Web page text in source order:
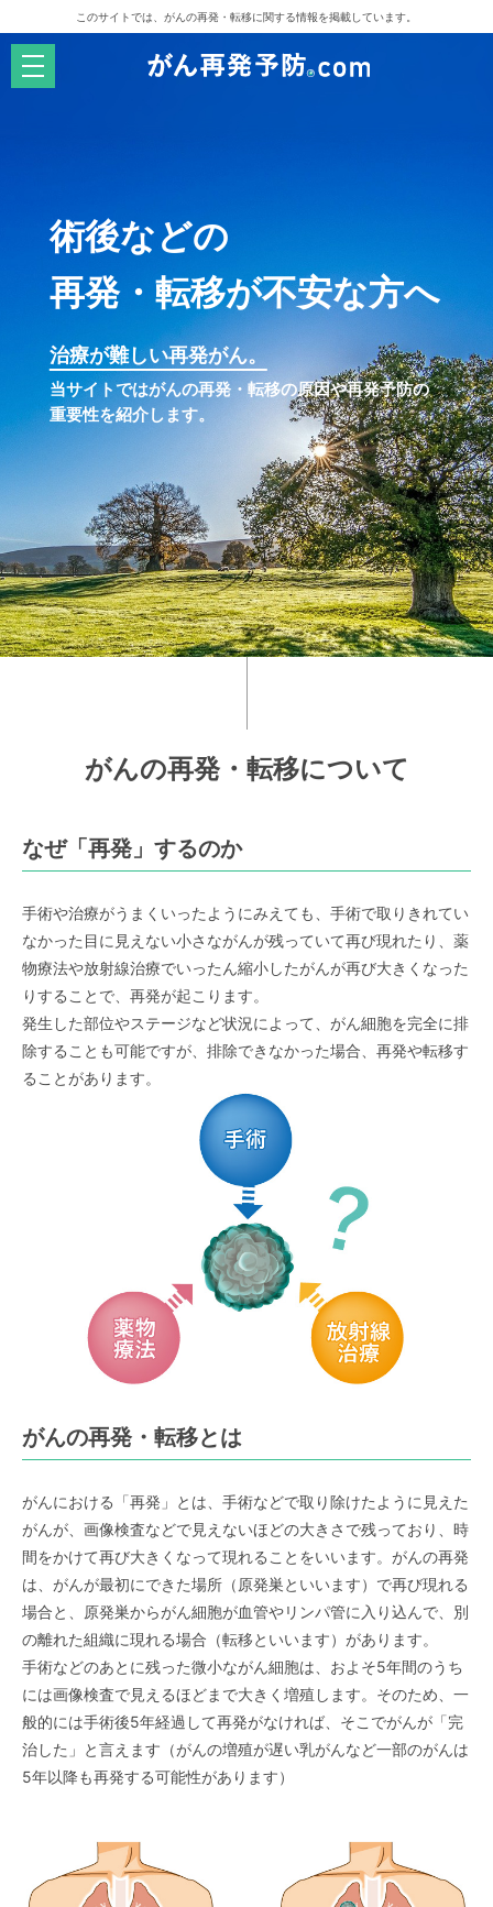
このサイトでは、がんの再発・転移に関する情報を掲載しています。
メ
ニ
ュ
術後などの
再発・転移が不安な方へ
治療が難しい再発がん。
当サイトではがんの再発・転移の原因や再発予防の
重要性を紹介します。
がんの再発・転移について
なぜ「再発」するのか
手術や治療がうまくいったようにみえても、手術で取りきれてい
なかった目に見えない小さながんが残っていて再び現れたり、薬
物療法や放射線治療でいったん縮小したがんが再び大きくなった
りすることで、再発が起こります。
発生した部位やステージなど状況によって、がん細胞を完全に排
除することも可能ですが、排除できなかった場合、再発や転移す
ることがあります。
がんの再発・転移とは
がんにおける「再発」とは、手術などで取り除けたように見えた
がんが、画像検査などで見えないほどの大きさで残っており、時
間をかけて再び大きくなって現れることをいいます。がんの再発
は、がんが最初にできた場所（原発巣といいます）で再び現れる
場合と、原発巣からがん細胞が血管やリンパ管に入り込んで、別
の離れた組織に現れる場合（転移といいます）があります。
手術などのあとに残った微小ながん細胞は、およそ5年間のうち
には画像検査で見えるほどまで大きく増殖します。そのため、一
般的には手術後5年経過して再発がなければ、そこでがんが「完
治した」と言えます（がんの増殖が遅い乳がんなど一部のがんは
5年以降も再発する可能性があります）